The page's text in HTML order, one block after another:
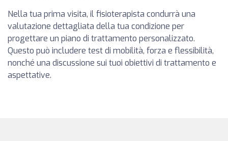
Nella tua prima visita, il fisioterapista condurrà una
valutazione dettagliata della tua condizione per
progettare un piano di trattamento personalizzato.
Questo può includere test di mobilità, forza e flessibilità,
nonché una discussione sui tuoi obiettivi di trattamento e
aspettative.